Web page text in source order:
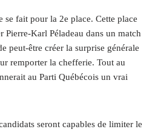
se fait pour la 2e place. Cette place
Pierre-Karl Péladeau dans un match
peut-être créer la surprise générale
remporter la chefferie. Tout au
au Parti Québécois un vrai
seront capables de limiter le